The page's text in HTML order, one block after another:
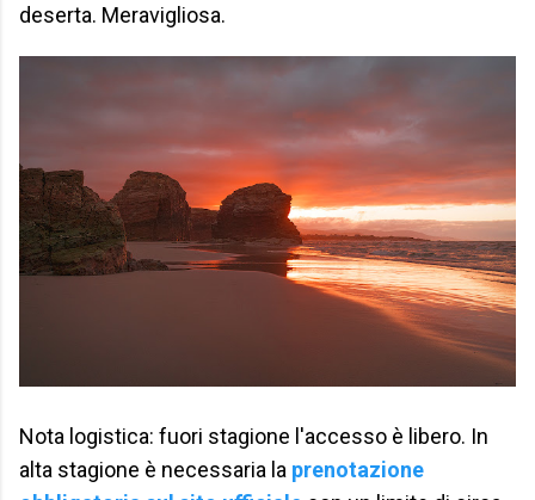
deserta. Meravigliosa.
Nota logistica: fuori stagione l'accesso è libero. In
alta stagione è necessaria la prenotazione